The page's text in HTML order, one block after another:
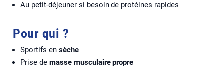
Au petit-déjeuner si besoin de protéines rapides
Pour qui ?
Sportifs en sèche
Prise de masse musculaire propre